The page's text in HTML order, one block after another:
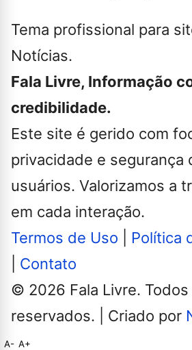
Tema profissional para
Notícias.
Fala Livre, Informação
credibilidade.
Este site é gerido com
privacidade e segurança
usuários. Valorizamos a
em cada interação.
Termos de Uso
Política
Contato
© 2026 Fala Livre.
reservados. | Criado por
A- A+